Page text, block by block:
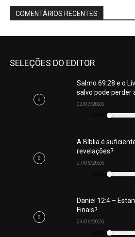
COMENTÁRIOS RECENTES
SELEÇÕES DO EDITOR
Salmo 69:28 e o
salvo pode perder
02/07/2026
Tocador
A Bíblia é
revelações?
27/06/2026
Tocador
Daniel 12:4 –
Finais?
24/06/2026
Tocador